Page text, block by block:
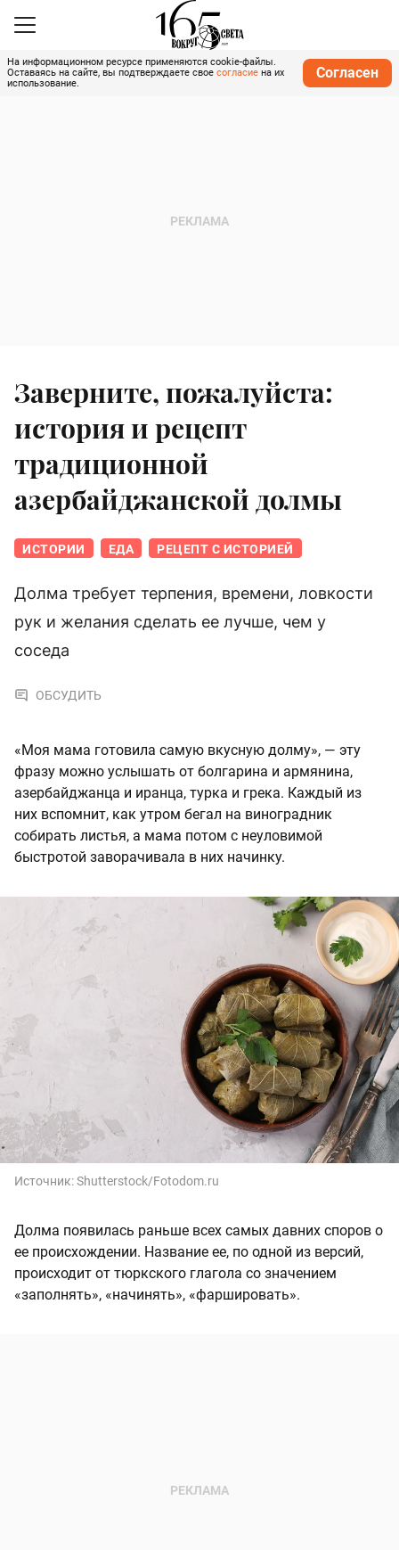
На информационном ресурсе применяются cookie-файлы.
Оставаясь на сайте, вы подтверждаете свое согласие на их
использование.
Согласен
Заверните, пожалуйста:
история и рецепт
традиционной
азербайджанской долмы
ИСТОРИИ ЕДА РЕЦЕПТ С ИСТОРИЕЙ
Долма требует терпения, времени, ловкости
рук и желания сделать ее лучше, чем у
соседа
ОБСУДИТЬ
«Моя мама готовила самую вкусную долму», — эту
фразу можно услышать от болгарина и армянина,
азербайджанца и иранца, турка и грека. Каждый из
них вспомнит, как утром бегал на виноградник
собирать листья, а мама потом с неуловимой
быстротой заворачивала в них начинку.
Источник:Shutterstock/Fotodom.ru
Долма появилась раньше всех самых давних споров о
ее происхождении. Название ее, по одной из версий,
происходит от тюркского глагола со значением
«заполнять», «начинять», «фаршировать».